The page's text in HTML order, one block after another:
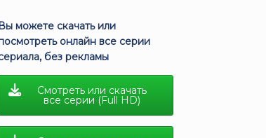
Вы можете скачать или
онлайн все серии
без рекламы
Смотреть или скачать
все серии (Full HD)